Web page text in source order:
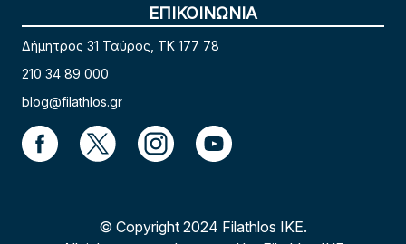
ΕΠΙΚΟΙΝΩΝΙΑ
Δήμητρος 31 Ταύρος, TK 177 78
210 34 89 000
blog@filathlos.gr
© Copyright 2024 Filathlos ΙΚΕ.